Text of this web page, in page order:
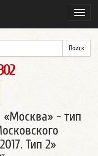
«Москва» - тип
Тип 2»